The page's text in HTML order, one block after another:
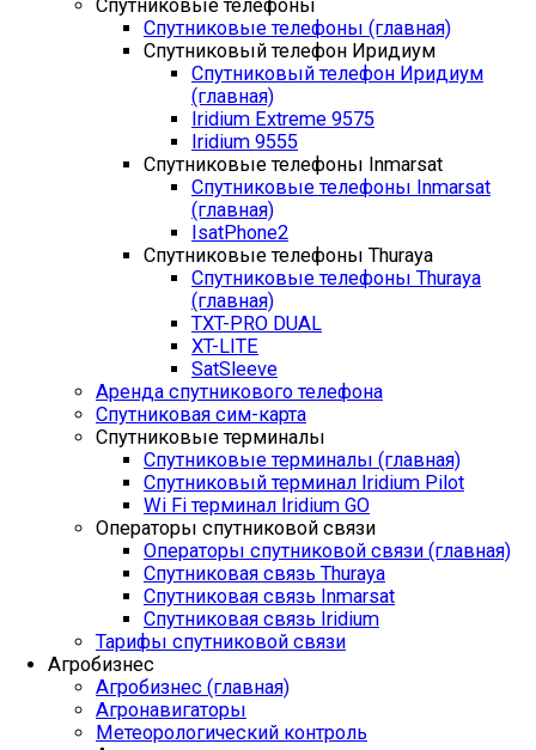
Спутниковые телефоны
Спутниковые телефоны (главная)
Спутниковый телефон Иридиум
Спутниковый телефон Иридиум
(главная)
Iridium Extreme 9575
Iridium 9555
Спутниковые телефоны Inmarsat
Спутниковые телефоны Inmarsat
(главная)
IsatPhone2
Спутниковые телефоны Thuraya
Спутниковые телефоны Thuraya
(главная)
TXT-PRO DUAL
XT-LITE
SatSleeve
Аренда спутникового телефона
Спутниковая сим-карта
Спутниковые терминалы
Спутниковые терминалы (главная)
Спутниковый терминал Iridium Pilot
Wi Fi терминал Iridium GO
Операторы спутниковой связи
Операторы спутниковой связи (главная)
Спутниковая связь Thuraya
Спутниковая связь Inmarsat
Спутниковая связь Iridium
Тарифы спутниковой связи
Агробизнес
Агробизнес (главная)
Агронавигаторы
Метеорологический контроль